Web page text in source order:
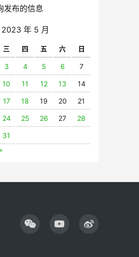
发布的信息
2023 年 5 月
三 四 五 六 日
3 4 5 6 7
10 11 12 13 14
17 18 19 20 21
24 25 26 27 28
31